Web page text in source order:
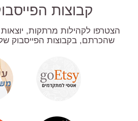
קבוצות
הצטרפו לקהילות מרתקות,
שהכרתם, בקבוצות הפייסבוק